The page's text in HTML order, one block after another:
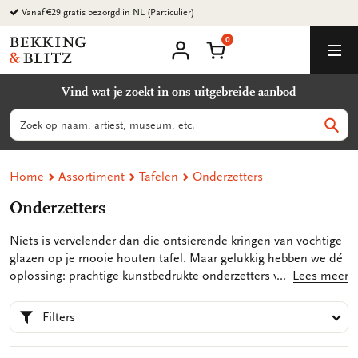
Ga
naar
content
Bekking
&
B.V.
account
Winkelmand
0
Vind wat je zoekt in ons uitgebreide aanbod
Zoeken
Home Assortiment Tafelen Onderzetters
Onderzetters
Niets is vervelender dan die ontsierende kringen van vochtige
glazen op je mooie houten tafel. Maar gelukkig hebben we dé
oplossing: prachtige kunstbedrukte onderzetters van Bekking
andere meubels tegen vlekken en vocht, maar ze voegen ook
nog eens een vleugje kunstzinnigheid toe aan je interieur. En
wist je dat onze onderzetters niet alleen geschikt zijn voor
Lees meer
Filters